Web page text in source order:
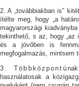
2. A „továbbiakban is”
ítélte meg, hogy „a
magyarországi
tekinthető, s az, hogy „az
és a jövőben is
megfogalmazás, mintsem
3. Többközpontú
használatosak a